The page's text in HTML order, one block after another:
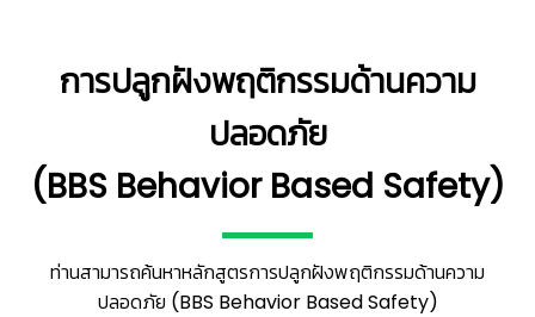
การปลูกฝังพฤติกรรมด้านความ
ปลอดภัย
(BBS Behavior Based Safety)
ท่านสามารถค้นหาหลักสูตรการปลูกฝังพฤติกรรมด้านความ
ปลอดภัย (BBS Behavior Based Safety)